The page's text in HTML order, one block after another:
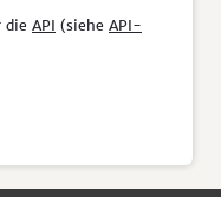
die API (siehe API-